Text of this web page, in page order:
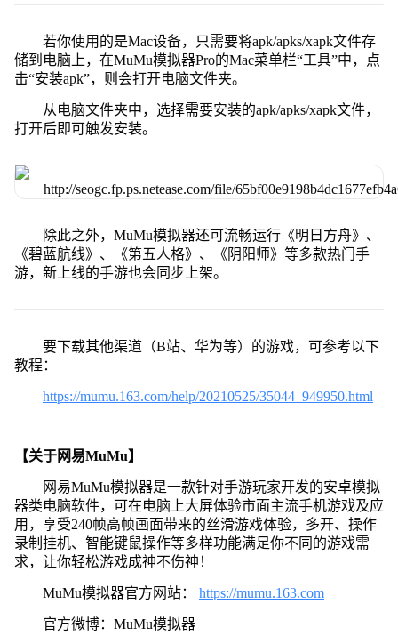
若你使用的是Mac设备，只需要将apk/apks/xapk文件存
储到电脑上，在MuMu模拟器Pro的Mac菜单栏“工具”中，点
击“安装apk”，则会打开电脑文件夹。
从电脑文件夹中，选择需要安装的apk/apks/xapk文件，
打开后即可触发安装。
除此之外，MuMu模拟器还可流畅运行《明日方舟》、
《碧蓝航线》、《第五人格》、《阴阳师》等多款热门手
游，新上线的手游也会同步上架。
要下载其他渠道（B站、华为等）的游戏，可参考以下
教程：
https://mumu.163.com/help/20210525/35044_949950.html
【关于网易MuMu】
网易MuMu模拟器是一款针对手游玩家开发的安卓模拟
器类电脑软件，可在电脑上大屏体验市面主流手机游戏及应
用，享受240帧高帧画面带来的丝滑游戏体验，多开、操作
录制挂机、智能键鼠操作等多样功能满足你不同的游戏需
求，让你轻松游戏成神不伤神！
MuMu模拟器官方网站： https://mumu.163.com
官方微博：MuMu模拟器